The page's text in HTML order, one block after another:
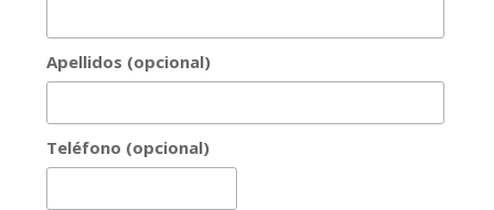
Apellidos (opcional)
Teléfono (opcional)